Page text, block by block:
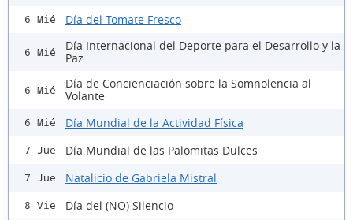
6 Mié Día del Tomate Fresco
6 Mié
Día Internacional del Deporte para el Desarrollo y la
Paz
6 Mié
Día de Concienciación sobre la Somnolencia al
Volante
6 Mié Día Mundial de la Actividad Física
7 Jue Día Mundial de las Palomitas Dulces
7 Jue Natalicio de Gabriela Mistral
8 Vie Día del (NO) Silencio